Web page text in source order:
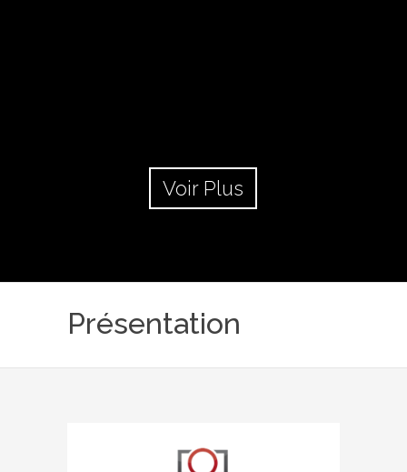
Voir Plus
Présentation